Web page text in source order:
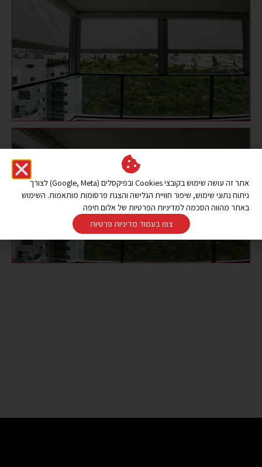
אתר זה עושה שימוש בקובצי Cookies ובפיקסלים (Google, Meta) לצורך
ניתוח נתוני שימוש, שיפור חוויית הגלישה והצגת פרסומות מותאמות. השימוש
באתר מהווה הסכמה למדיניות הפרטיות של אלום חיפה
צפו בעמוד מדיניות פרטיות